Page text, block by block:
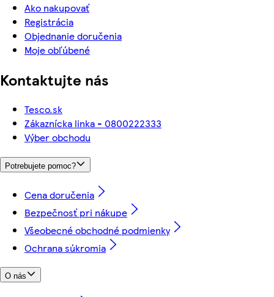
Ako nakupovať
Registrácia
Objednanie doručenia
Moje obľúbené
Kontaktujte nás
Tesco.sk
Zákaznícka linka - 0800222333
Výber obchodu
Potrebujete pomoc?
Cena doručenia
Bezpečnosť pri nákupe
Všeobecné obchodné podmienky
Ochrana súkromia
O nás